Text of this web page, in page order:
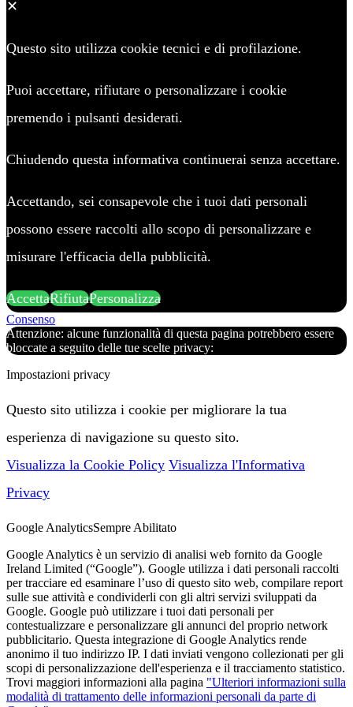
✕
Questo sito utilizza cookie tecnici e di profilazione.
Puoi accettare, rifiutare o personalizzare i cookie
premendo i pulsanti desiderati.
Chiudendo questa informativa continuerai senza accettare.
Accettando, sei consapevole che i tuoi dati personali
possono essere raccolti allo scopo di personalizzare e
misurare l'efficacia della pubblicità.
AccettaRifiutaPersonalizza
Consenso
Attenzione: alcune funzionalità di questa pagina potrebbero essere
bloccate a seguito delle tue scelte privacy:
Impostazioni privacy
Questo sito utilizza i cookie per migliorare la tua
esperienza di navigazione su questo sito.
Visualizza la Cookie Policy Visualizza l'Informativa
Privacy
Google AnalyticsSempre Abilitato
Google Analytics è un servizio di analisi web fornito da Google
Ireland Limited (“Google”). Google utilizza i dati personali raccolti
per tracciare ed esaminare l’uso di questo sito web, compilare report
sulle sue attività e condividerli con gli altri servizi sviluppati da
Google. Google può utilizzare i tuoi dati personali per
contestualizzare e personalizzare gli annunci del proprio network
pubblicitario. Questa integrazione di Google Analytics rende
anonimo il tuo indirizzo IP. I dati inviati vengono collezionati per gli
scopi di personalizzazione dell'esperienza e il tracciamento statistico.
Trovi maggiori informazioni alla pagina "Ulteriori informazioni sulla
modalità di trattamento delle informazioni personali da parte di